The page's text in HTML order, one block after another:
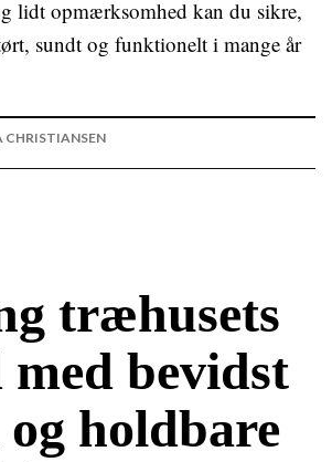
lidt opmærksomhed kan du sikre,
sundt og funktionelt i mange år
CHRISTIANSEN
træhusets
med bevidst
og holdbare